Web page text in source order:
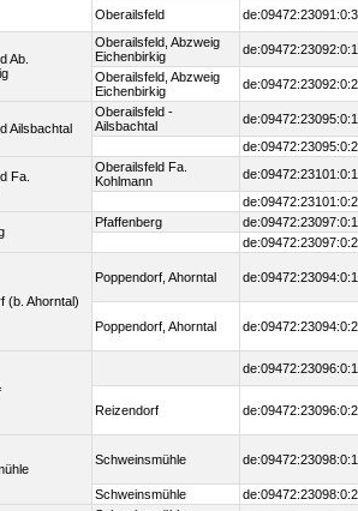
Oberailsfeld
de:09472:23091:0:3
Ab.
Oberailsfeld, Abzweig
Eichenbirkig
de:09472:23092:0:1
Oberailsfeld, Abzweig
Eichenbirkig
de:09472:23092:0:2
Ailsbachtal
Oberailsfeld -
Ailsbachtal
de:09472:23095:0:1
de:09472:23095:0:2
Fa.
Oberailsfeld Fa.
Kohlmann
de:09472:23101:0:1
de:09472:23101:0:2
Pfaffenberg
de:09472:23097:0:1
de:09472:23097:0:2
(b. Ahorntal)
Poppendorf, Ahorntal de:09472:23094:0:1
Poppendorf, Ahorntal de:09472:23094:0:2
de:09472:23096:0:1
Reizendorf de:09472:23096:0:2
Schweinsmühle de:09472:23098:0:1
Schweinsmühle de:09472:23098:0:2